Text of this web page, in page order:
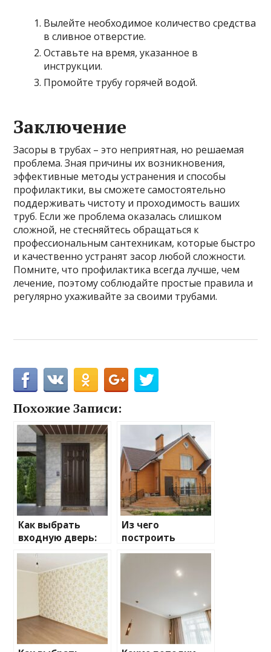
Вылейте необходимое количество средства
в сливное отверстие.
Оставьте на время, указанное в
инструкции.
Промойте трубу горячей водой.
Заключение
Засоры в трубах – это неприятная, но решаемая
проблема. Зная причины их возникновения,
эффективные методы устранения и способы
профилактики, вы сможете самостоятельно
поддерживать чистоту и проходимость ваших
труб. Если же проблема оказалась слишком
сложной, не стесняйтесь обращаться к
профессиональным сантехникам, которые быстро
и качественно устранят засор любой сложности.
Помните, что профилактика всегда лучше, чем
лечение, поэтому соблюдайте простые правила и
регулярно ухаживайте за своими трубами.
Похожие Записи:
Как выбрать
входную дверь:
ключевые
моменты, на
которые стоит
обратить
внимание
Из чего
построить
дачный дом: